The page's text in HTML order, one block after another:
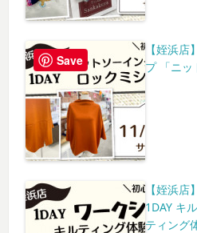
【姪浜店
プ 「ニッ
【姪浜店】
1DAY キル
ティング
Save